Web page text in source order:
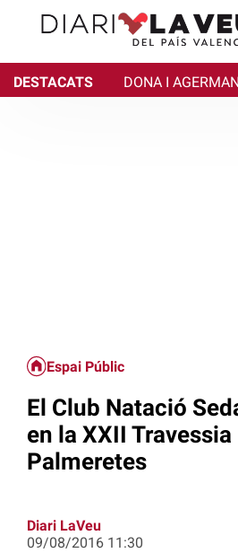
DESTACATS DONA I
Espai Públic
El Club Natació
en la XXII
Palmeretes
Diari LaVeu
09/08/2016 11:30